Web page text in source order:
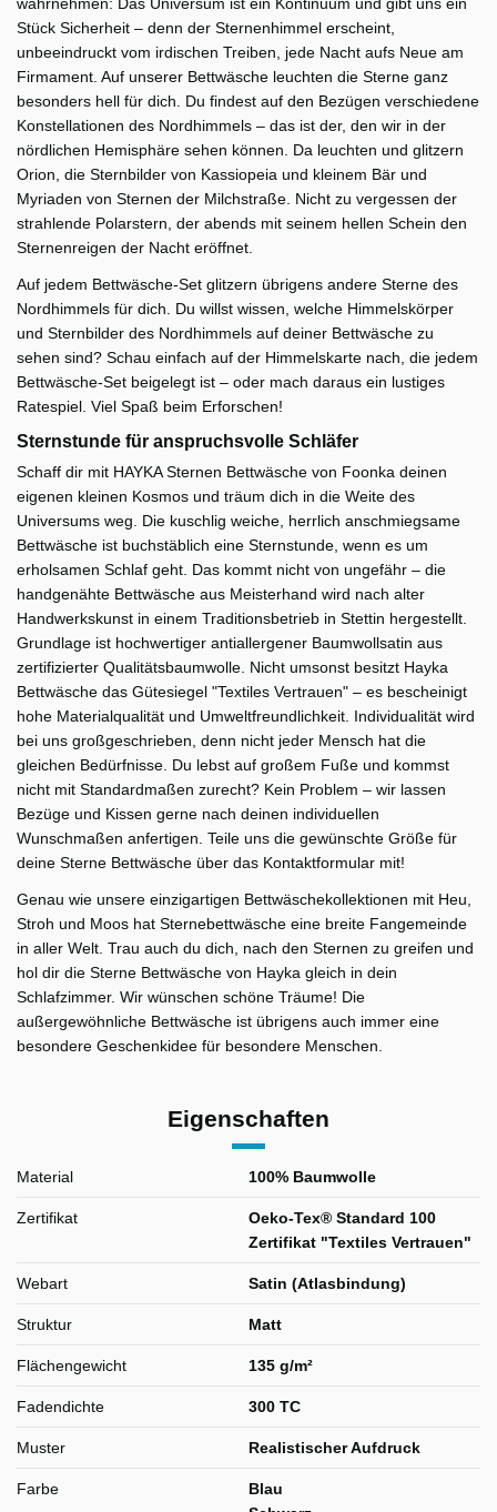
wahrnehmen: Das Universum ist ein Kontinuum und gibt uns ein
Stück Sicherheit – denn der Sternenhimmel erscheint,
unbeeindruckt vom irdischen Treiben, jede Nacht aufs Neue am
Firmament. Auf unserer Bettwäsche leuchten die Sterne ganz
besonders hell für dich. Du findest auf den Bezügen verschiedene
Konstellationen des Nordhimmels – das ist der, den wir in der
nördlichen Hemisphäre sehen können. Da leuchten und glitzern
Orion, die Sternbilder von Kassiopeia und kleinem Bär und
Myriaden von Sternen der Milchstraße. Nicht zu vergessen der
strahlende Polarstern, der abends mit seinem hellen Schein den
Sternenreigen der Nacht eröffnet.
Auf jedem Bettwäsche-Set glitzern übrigens andere Sterne des
Nordhimmels für dich. Du willst wissen, welche Himmelskörper
und Sternbilder des Nordhimmels auf deiner Bettwäsche zu
sehen sind? Schau einfach auf der Himmelskarte nach, die jedem
Bettwäsche-Set beigelegt ist – oder mach daraus ein lustiges
Ratespiel. Viel Spaß beim Erforschen!
Sternstunde für anspruchsvolle Schläfer
Schaff dir mit HAYKA Sternen Bettwäsche von Foonka deinen
eigenen kleinen Kosmos und träum dich in die Weite des
Universums weg. Die kuschlig weiche, herrlich anschmiegsame
Bettwäsche ist buchstäblich eine Sternstunde, wenn es um
erholsamen Schlaf geht. Das kommt nicht von ungefähr – die
handgenähte Bettwäsche aus Meisterhand wird nach alter
Handwerkskunst in einem Traditionsbetrieb in Stettin hergestellt.
Grundlage ist hochwertiger antiallergener Baumwollsatin aus
zertifizierter Qualitätsbaumwolle. Nicht umsonst besitzt Hayka
Bettwäsche das Gütesiegel "Textiles Vertrauen" – es bescheinigt
hohe Materialqualität und Umweltfreundlichkeit. Individualität wird
bei uns großgeschrieben, denn nicht jeder Mensch hat die
gleichen Bedürfnisse. Du lebst auf großem Fuße und kommst
nicht mit Standardmaßen zurecht? Kein Problem – wir lassen
Bezüge und Kissen gerne nach deinen individuellen
Wunschmaßen anfertigen. Teile uns die gewünschte Größe für
deine Sterne Bettwäsche über das Kontaktformular mit!
Genau wie unsere einzigartigen Bettwäschekollektionen mit Heu,
Stroh und Moos hat Sternebettwäsche eine breite Fangemeinde
in aller Welt. Trau auch du dich, nach den Sternen zu greifen und
hol dir die Sterne Bettwäsche von Hayka gleich in dein
Schlafzimmer. Wir wünschen schöne Träume! Die
außergewöhnliche Bettwäsche ist übrigens auch immer eine
besondere Geschenkidee für besondere Menschen.
Eigenschaften
Material 100% Baumwolle
Zertifikat
Oeko-Tex® Standard 100
Zertifikat "Textiles Vertrauen"
Webart Satin (Atlasbindung)
Struktur Matt
Flächengewicht 135 g/m²
Fadendichte 300 TC
Muster Realistischer Aufdruck
Farbe
Blau